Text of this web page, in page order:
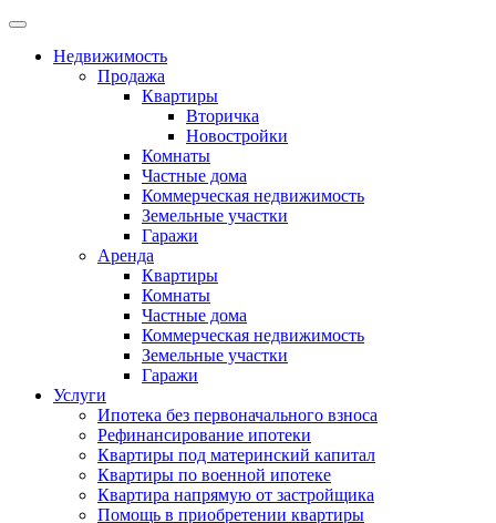
Недвижимость
Продажа
Квартиры
Вторичка
Новостройки
Комнаты
Частные дома
Коммерческая недвижимость
Земельные участки
Гаражи
Аренда
Квартиры
Комнаты
Частные дома
Коммерческая недвижимость
Земельные участки
Гаражи
Услуги
Ипотека без первоначального взноса
Рефинансирование ипотеки
Квартиры под материнский капитал
Квартиры по военной ипотеке
Квартира напрямую от застройщика
Помощь в приобретении квартиры